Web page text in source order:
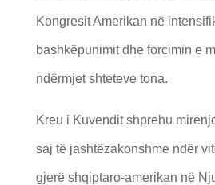
Kongresit Amerikan në
bashkëpunimit dhe forcimin e
ndërmjet shteteve tona.
Kreu i Kuvendit shprehu
saj të jashtëzakonshme ndër
gjerë shqiptaro-amerikan në